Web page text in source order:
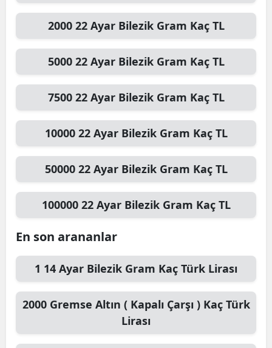
2000 22 Ayar Bilezik Gram Kaç TL
5000 22 Ayar Bilezik Gram Kaç TL
7500 22 Ayar Bilezik Gram Kaç TL
10000 22 Ayar Bilezik Gram Kaç TL
50000 22 Ayar Bilezik Gram Kaç TL
100000 22 Ayar Bilezik Gram Kaç TL
En son arananlar
1 14 Ayar Bilezik Gram Kaç Türk Lirası
2000 Gremse Altın ( Kapalı Çarşı )Kaç Türk
Lirası